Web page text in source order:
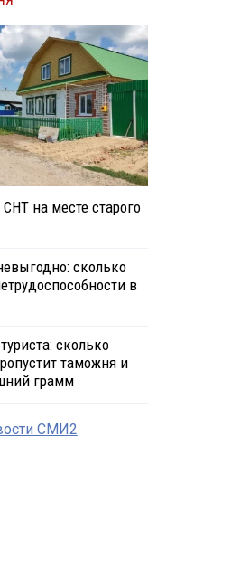
на месте старого
сколько
в
сколько
таможня и
грамм
СМИ2